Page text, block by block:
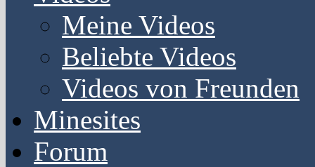
Meine Videos
Beliebte Videos
Videos von Freunden
Minesites
Forum